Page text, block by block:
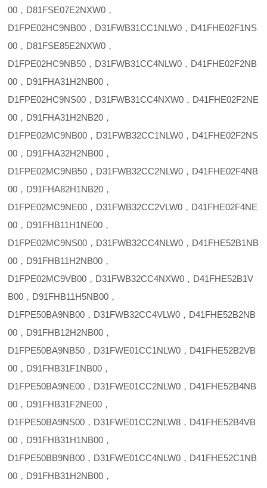
00，D81FSE07E2NXW0，
D1FPE02HC9NB00，D31FWB31CC1NLW0，D41FHE02F1NS
00，D81FSE85E2NXW0，
D1FPE02HC9NB50，D31FWB31CC4NLW0，D41FHE02F2NB
00，D91FHA31H2NB00，
D1FPE02HC9NS00，D31FWB31CC4NXW0，D41FHE02F2NE
00，D91FHA31H2NB20，
D1FPE02MC9NB00，D31FWB32CC1NLW0，D41FHE02F2NS
00，D91FHA32H2NB00，
D1FPE02MC9NB50，D31FWB32CC2NLW0，D41FHE02F4NB
00，D91FHA82H1NB20，
D1FPE02MC9NE00，D31FWB32CC2VLW0，D41FHE02F4NE
00，D91FHB11H1NE00，
D1FPE02MC9NS00，D31FWB32CC4NLW0，D41FHE52B1NB
00，D91FHB11H2NB00，
D1FPE02MC9VB00，D31FWB32CC4NXW0，D41FHE52B1V
B00，D91FHB11H5NB00，
D1FPE50BA9NB00，D31FWB32CC4VLW0，D41FHE52B2NB
00，D91FHB12H2NB00，
D1FPE50BA9NB50，D31FWE01CC1NLW0，D41FHE52B2VB
00，D91FHB31F1NB00，
D1FPE50BA9NE00，D31FWE01CC2NLW0，D41FHE52B4NB
00，D91FHB31F2NE00，
D1FPE50BA9NS00，D31FWE01CC2NLW8，D41FHE52B4VB
00，D91FHB31H1NB00，
D1FPE50BB9NB00，D31FWE01CC4NLW0，D41FHE52C1NB
00，D91FHB31H2NB00，